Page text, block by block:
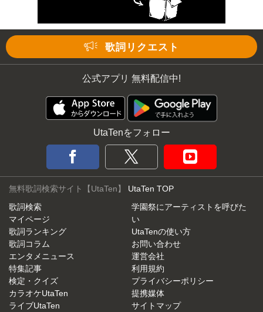
歌詞リクエスト
公式アプリ 無料配信中!
UtaTenをフォロー
無料歌詞検索サイト【UtaTen】 UtaTen TOP
歌詞検索
マイページ
歌詞ランキング
歌詞コラム
エンタメニュース
特集記事
検定・クイズ
カラオケUtaTen
ライブUtaTen
学園祭にアーティストを呼びた
い
UtaTenの使い方
お問い合わせ
運営会社
利用規約
プライバシーポリシー
提携媒体
サイトマップ